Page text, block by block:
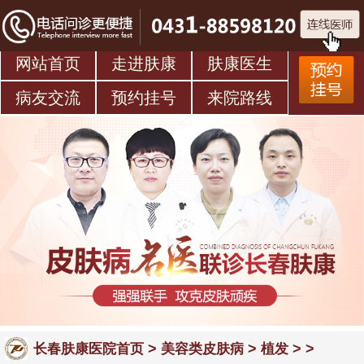
网站首页 走进肤康
肤康医生
病友交流
预约挂号 来院路线
长春肤康医院首页> 美容类皮肤病> 植发> >